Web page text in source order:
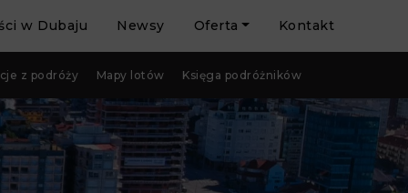
w Dubaju Newsy Oferta Kontakt
z podróży Mapy lotów Księga podróżników